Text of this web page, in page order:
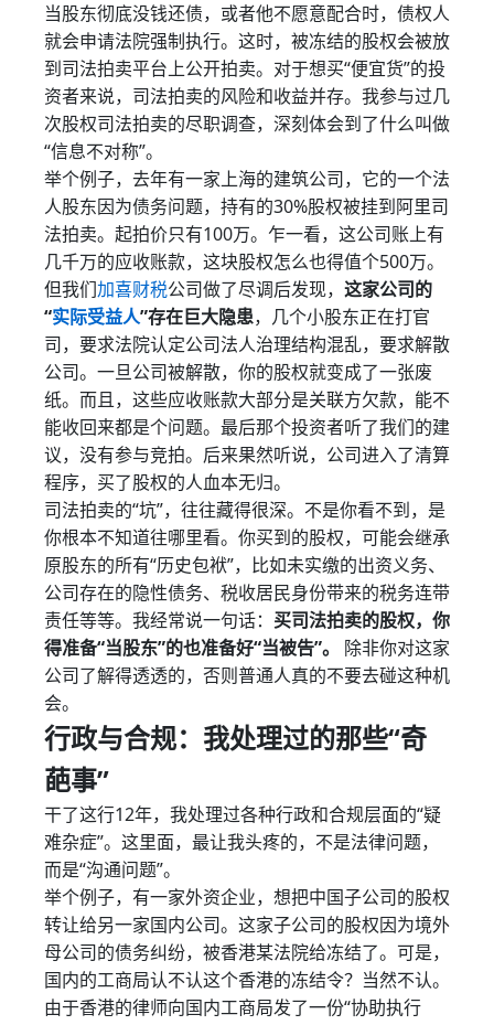
当股东彻底没钱还债，或者他不愿意配合时，债权人
就会申请法院强制执行。这时，被冻结的股权会被放
到司法拍卖平台上公开拍卖。对于想买“便宜货”的投
资者来说，司法拍卖的风险和收益并存。我参与过几
次股权司法拍卖的尽职调查，深刻体会到了什么叫做
“信息不对称”。
举个例子，去年有一家上海的建筑公司，它的一个法
人股东因为债务问题，持有的30%股权被挂到阿里司
法拍卖。起拍价只有100万。乍一看，这公司账上有
几千万的应收账款，这块股权怎么也得值个500万。
但我们加喜财税公司做了尽调后发现， 这家公司的
“实际受益人”存在巨大隐患，几个小股东正在打官
司，要求法院认定公司法人治理结构混乱，要求解散
公司。一旦公司被解散，你的股权就变成了一张废
纸。而且，这些应收账款大部分是关联方欠款，能不
能收回来都是个问题。最后那个投资者听了我们的建
议，没有参与竞拍。后来果然听说，公司进入了清算
程序，买了股权的人血本无归。
司法拍卖的“坑”，往往藏得很深。不是你看不到，是
你根本不知道往哪里看。你买到的股权，可能会继承
原股东的所有“历史包袱”，比如未实缴的出资义务、
公司存在的隐性债务、税收居民身份带来的税务连带
责任等等。我经常说一句话： 买司法拍卖的股权，你
得准备“当股东”的也准备好“当被告”。
除非你对这家
公司了解得透透的，否则普通人真的不要去碰这种机
会。
行政与合规：我处理过的那些“奇
葩事”
干了这行12年，我处理过各种行政和合规层面的“疑
难杂症”。这里面，最让我头疼的，不是法律问题，
而是“沟通问题”。
举个例子，有一家外资企业，想把中国子公司的股权
转让给另一家国内公司。这家子公司的股权因为境外
母公司的债务纠纷，被香港某法院给冻结了。可是，
国内的工商局认不认这个香港的冻结令？当然不认。
由于香港的律师向国内工商局发了一份“协助执行